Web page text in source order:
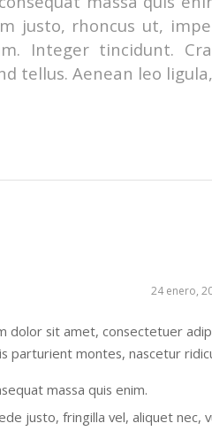
justo, rhoncus ut,
Integer tincidunt.
tellus. Aenean leo
24 enero,
dolor sit amet, consectetuer
parturient montes, nascetur
massa quis enim.
justo, fringilla vel, aliquet nec,